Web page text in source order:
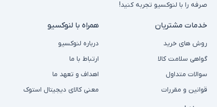
صرفه را با لنوکسیو تجربه کنید!
خدمات مشتریان
روش های خرید
گواهی سلامت کالا
سوالات متداول
قوانین و مقررات
همراه با لنوکسیو
درباره لنوکسیو
ارتباط با ما
اهداف و تعهد ما
معنی کالای دیجیتال استوک